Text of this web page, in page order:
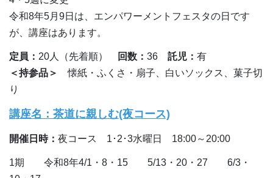
令和8年5月9日は、エンパワーメントフェスタの日です
が、講座はあります。
定員： 20人（先着順） 回数： 36 託児： 有
＜持参品＞
懐紙・ふくさ・扇子、白いソックス、菓子切
講座名：茶道に親しむ(夜コース)
開催日時： 夜コース 1･2･3水曜日 18:00～20:00
1期 令和8年4/1・8・15 5/13・20・27 6/3・